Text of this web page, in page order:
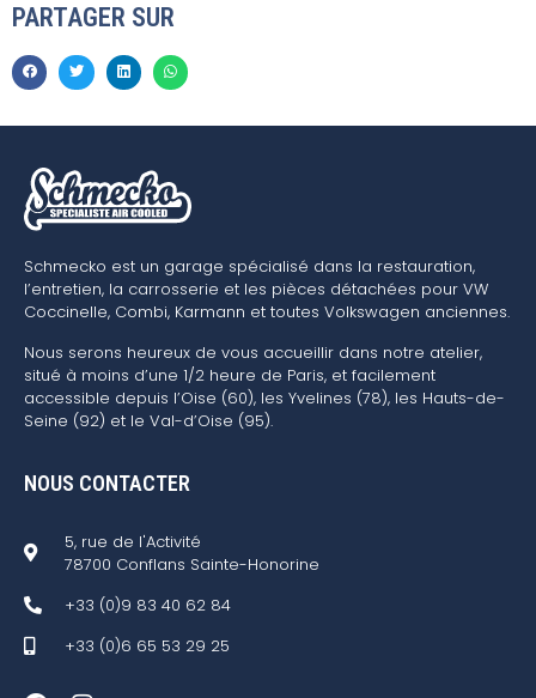
PARTAGER SUR
Schmecko est un garage spécialisé dans la restauration,
l’entretien, la carrosserie et les pièces détachées pour VW
Coccinelle, Combi, Karmann et toutes Volkswagen anciennes.
Nous serons heureux de vous accueillir dans notre atelier,
situé à moins d’une 1/2 heure de Paris, et facilement
accessible depuis l’Oise (60), les Yvelines (78), les Hauts-de-
Seine (92) et le Val-d’Oise (95).
NOUS CONTACTER
5, rue de l'Activité
78700 Conflans Sainte-Honorine
+33 (0)9 83 40 62 84
+33 (0)6 65 53 29 25